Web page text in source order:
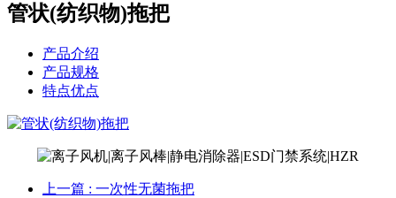
管状(纺织物)拖把
产品介绍
产品规格
特点优点
上一篇 : 一次性无菌拖把